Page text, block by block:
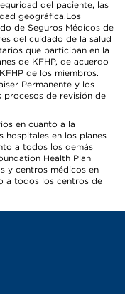
del paciente, las
geográfica.Los
de Seguros Médicos de
del cuidado de la salud
que participan en la
de KFHP, de acuerdo
de los miembros.
Permanente y los
procesos de revisión de
en cuanto a la
hospitales en los planes
a todos los demás
Health Plan
y centros médicos en
a todos los centros de